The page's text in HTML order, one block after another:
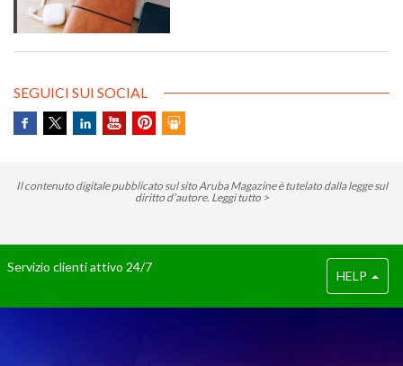
anni 2018-2022, versando
dell’IRAP.
SEGUICI SUI SOCIAL
Il contenuto digitale pubblicato sul sito Aruba Magazine è tutelato dalla legge sul
diritto d’autore. Leggi tutto >
HELP
Servizio clienti attivo 24/7